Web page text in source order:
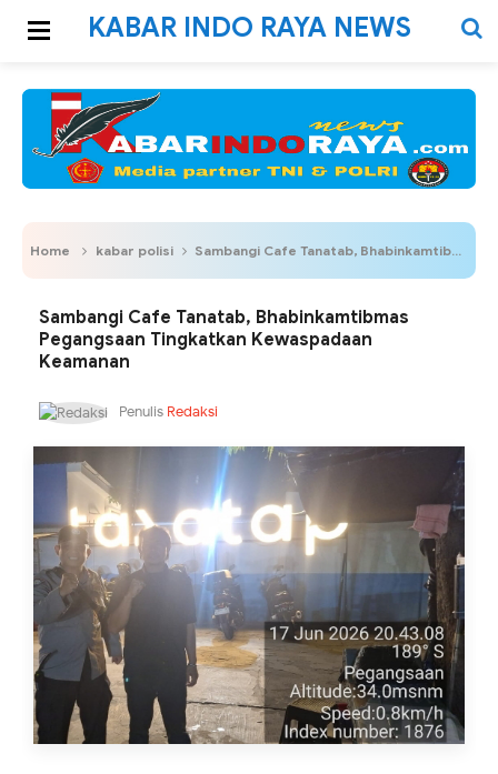
KABAR INDO RAYA NEWS
Home kabar polisi Sambangi Cafe Tanatab, Bhabinkamtibmas Pegangsaan Tingkatkan Kewaspadaan Keamanan
Sambangi Cafe Tanatab, Bhabinkamtibmas
Pegangsaan Tingkatkan Kewaspadaan
Keamanan
Penulis Redaksi